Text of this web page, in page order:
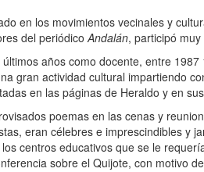
en los movimientos vecinales y
del periódicoAndalán, participó
años como docente, entre
gran actividad cultural impartiendo
en las páginas de Heraldo y en
poemas en las cenas y
eran célebres e imprescindibles y
centros educativos que se le
sobre el Quijote, con motivo